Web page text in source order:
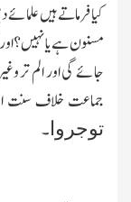
کیا فرماتے ہیں
مسنون ہے یا نہیں؟
جائے گی اور الم تر
جماعت خلاف سنت
توجروا ۔